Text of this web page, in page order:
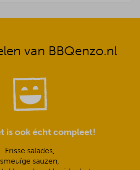
van BBQenzo.nl
is ook écht compleet!
Frisse salades,
smeuïge sauzen,